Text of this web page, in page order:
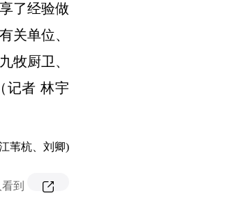
了经验做
关单位、
牧厨卫、
记者 林宇
苇杭、刘卿)
到